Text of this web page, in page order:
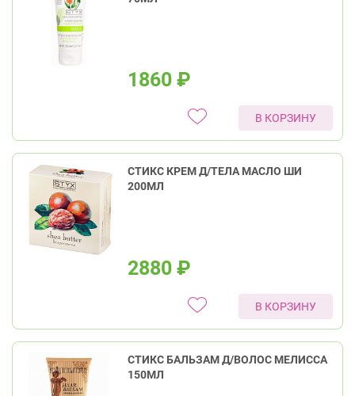
1860 ₽
В КОРЗИНУ
СТИКС КРЕМ Д/ТЕЛА МАСЛО ШИ
200МЛ
2880 ₽
В КОРЗИНУ
СТИКС БАЛЬЗАМ Д/ВОЛОС МЕЛИССА
150МЛ